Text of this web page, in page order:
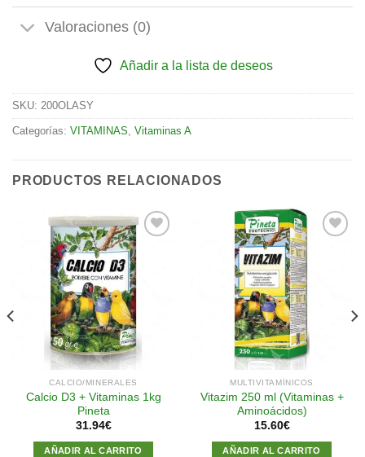
Valoraciones (0)
Añadir a la lista de deseos
SKU: 200OLASY
Categorías: VITAMINAS Vitaminas A
PRODUCTOS RELACIONADOS
Añadir
lista de
deseos
CALCIO/MINERALES
Calcio D3 + Vitaminas 1kg
Pineta
31.94€
AÑADIR AL CARRITO
MULTIVITAMÍNICOS
Vitazim 250 ml (Vitaminas +
Aminoácidos)
15.60€
AÑADIR AL CARRITO